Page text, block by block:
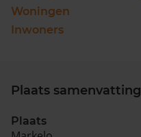
Zoek een woning
Woningen
Inwoners
Plaats samenvatting
Plaats